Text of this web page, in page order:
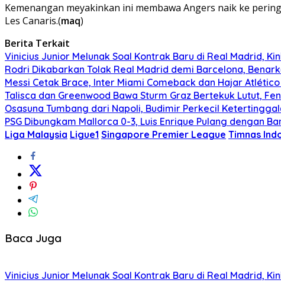
Kemenangan meyakinkan ini membawa Angers naik ke
Les Canaris.(maq)
Berita Terkait
Vinicius Junior Melunak Soal Kontrak Baru di Real Madrid,
Rodri Dikabarkan Tolak Real Madrid demi Barcelona,
Messi Cetak Brace, Inter Miami Comeback dan Hajar Atlético
Talisca dan Greenwood Bawa Sturm Graz Bertekuk Lutut,
Osasuna Tumbang dari Napoli, Budimir Perkecil
PSG Dibungkam Mallorca 0-3, Luis Enrique Pulang dengan
Liga Malaysia Ligue1 Singapore Premier League Timnas
Baca Juga
Vinicius Junior Melunak Soal Kontrak Baru di Real Madrid,